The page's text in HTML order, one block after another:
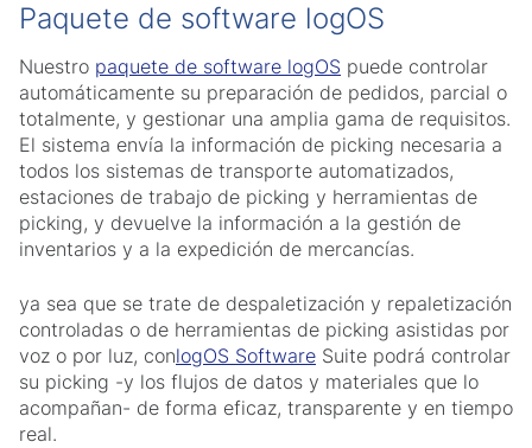
Paquete de software logOS
Nuestro paquete de software logOS puede controlar
automáticamente su preparación de pedidos, parcial o
totalmente, y gestionar una amplia gama de requisitos.
El sistema envía la información de picking necesaria a
todos los sistemas de transporte automatizados,
estaciones de trabajo de picking y herramientas de
picking, y devuelve la información a la gestión de
inventarios y a la expedición de mercancías.
ya sea que se trate de despaletización y repaletización
controladas o de herramientas de picking asistidas por
voz o por luz, conlogOS Software Suite podrá controlar
su picking -y los flujos de datos y materiales que lo
acompañan- de forma eficaz, transparente y en tiempo
real.